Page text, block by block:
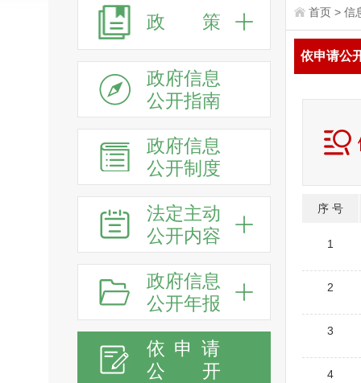
政 策
政府信息
公开指南
政府信息
公开制度
法定主动
公开内容
政府信息
公开年报
依申请
公
开
首页 > 信
依申请公
序 号
1
2
3
4